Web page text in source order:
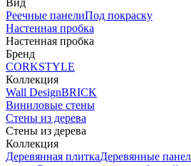
Вид
Реечные панелиПод покраску
Настенная пробка
Настенная пробка
Бренд
CORKSTYLE
Коллекция
Wall DesignBRICK
Виниловые стены
Стены из дерева
Стены из дерева
Коллекция
Деревянная плиткаДеревянные